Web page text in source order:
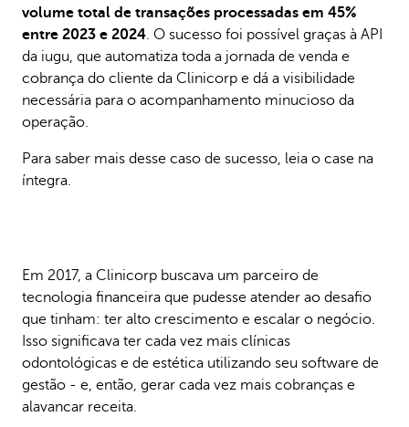
volume total de transações processadas em 45%
entre 2023 e 2024. O sucesso foi possível graças à API
da iugu, que automatiza toda a jornada de venda e
cobrança do cliente da Clinicorp e dá a visibilidade
necessária para o acompanhamento minucioso da
operação.
Para saber mais desse caso de sucesso, leia o case na
íntegra.
Em 2017, a Clinicorp buscava um parceiro de
tecnologia financeira que pudesse atender ao desafio
que tinham: ter alto crescimento e escalar o negócio.
Isso significava ter cada vez mais clínicas
odontológicas e de estética utilizando seu software de
gestão - e, então, gerar cada vez mais cobranças e
alavancar receita.